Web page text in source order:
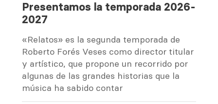
Presentamos la temporada 2026-
2027
«Relatos» es la segunda temporada de
Roberto Forés Veses como director titular
y artístico, que propone un recorrido por
algunas de las grandes historias que la
música ha sabido contar